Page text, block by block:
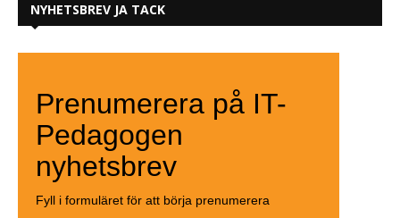
NYHETSBREV JA TACK